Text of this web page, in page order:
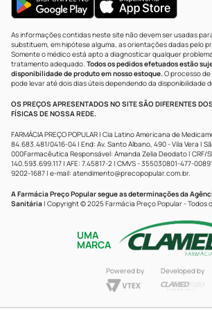
As informações contidas neste site não devem ser usadas
substituem, em hipótese alguma, as orientações dadas pelo
Somente o médico está apto a diagnosticar qualquer
tratamento adequado. Todos os pedidos efetuados estão
disponibilidade de produto em nosso estoque.O processo
pode levar até dois dias úteis dependendo da disponibilidade
OS PREÇOS APRESENTADOS NO SITE SÃO DIFERENTES
FÍSICAS DE NOSSA REDE.
FARMÁCIA PREÇO POPULAR | Cia Latino Americana de
84.683.481/0416-04 | End: Av. Santo Albano, 490 - Vila Vera |
000Farmacêutica Responsável: Amanda Zelia Deodato | CRF/
140.593.699.117 | AFE: 7.45817-2 | CMVS - 355030801-477-
9202-1687 | e-mail: atendimento@precopopular.com.br.
A Farmácia Preço Popular segue as determinações da
Sanitária | Copyright © 2025 Farmácia Preço Popular - Todos
UMA
MARCA
Powered by Developed by